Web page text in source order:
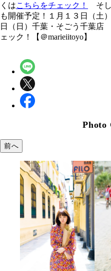
くはこちらをチェック！
そし
も開催予定！１月１３日（土
日（日）千葉・そごう千葉
ェック！【＠marieiitoyo】
Photo
前へ